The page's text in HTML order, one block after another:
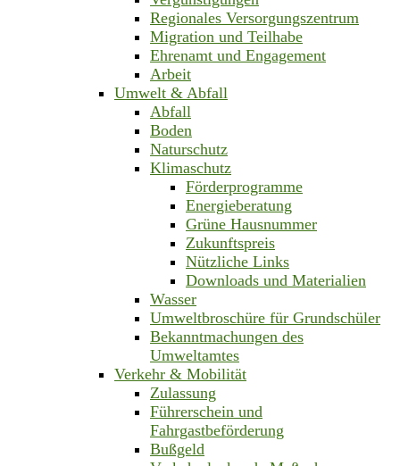
Regionales Versorgungszentrum
Migration und Teilhabe
Ehrenamt und Engagement
Arbeit
Umwelt & Abfall
Abfall
Boden
Naturschutz
Klimaschutz
Förderprogramme
Energieberatung
Grüne Hausnummer
Zukunftspreis
Nützliche Links
Downloads und Materialien
Wasser
Umweltbroschüre für Grundschüler
Bekanntmachungen des
Umweltamtes
Verkehr & Mobilität
Zulassung
Führerschein und
Fahrgastbeförderung
Bußgeld